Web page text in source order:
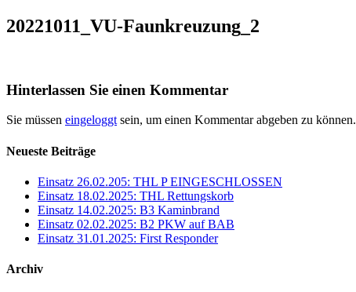
20221011_VU-Faunkreuzung_2
Hinterlassen Sie einen Kommentar
Sie müssen eingeloggt sein, um einen Kommentar abgeben zu können.
Neueste Beiträge
Einsatz 26.02.205: THL P EINGESCHLOSSEN
Einsatz 18.02.2025: THL Rettungskorb
Einsatz 14.02.2025: B3 Kaminbrand
Einsatz 02.02.2025: B2 PKW auf BAB
Einsatz 31.01.2025: First Responder
Archiv